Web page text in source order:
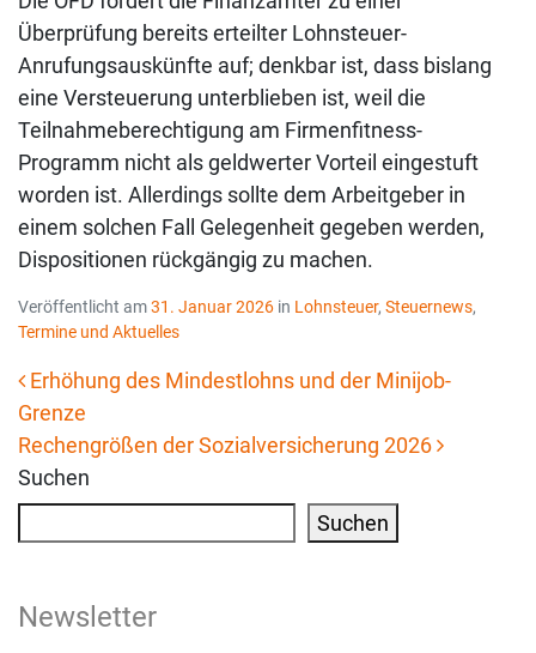
Überprüfung bereits erteilter Lohnsteuer-
Anrufungsauskünfte auf; denkbar ist, dass bislang
eine Versteuerung unterblieben ist, weil die
Teilnahmeberechtigung am Firmenfitness-
Programm nicht als geldwerter Vorteil eingestuft
worden ist. Allerdings sollte dem Arbeitgeber in
einem solchen Fall Gelegenheit gegeben werden,
Dispositionen rückgängig zu machen.
Veröffentlicht am31. Januar 2026 in Lohnsteuer, Steuernews,
Termine und Aktuelles
Beitrags-Navigation
Erhöhung des Mindestlohns und der Minijob-
Grenze
Rechengrößen der Sozialversicherung 2026
Suchen
Suchen
Newsletter